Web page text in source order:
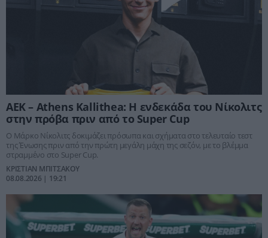
ΑΕΚ – Athens Kallithea: Η ενδεκάδα του Νίκολιτς
στην πρόβα πριν από το Super Cup
Ο Μάρκο Νίκολιτς δοκιμάζει πρόσωπα και σχήματα στο τελευταίο τεστ
της Ένωσης πριν από την πρώτη μεγάλη μάχη της σεζόν, με το βλέμμα
στραμμένο στο Super Cup.
ΚΡΙΣΤΙΑΝ ΜΠΙΤΣΑΚΟΥ
08.08.2026 | 19:21